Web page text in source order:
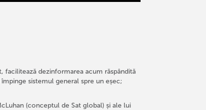
dezinformarea acum răspândită
sistemul general spre un eșec;
(conceptul de Sat global) și ale lui